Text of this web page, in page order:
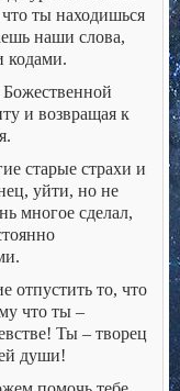
ты находишься
наши слова,
кодами.
и возвращая к
старые страхи и
уйти, но не
многое сделал,
отпустить то, что
что ты –
Ты – творец
души!